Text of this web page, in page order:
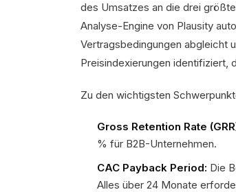
des Umsatzes an die drei
Analyse-Engine von Plausity
Vertragsbedingungen abgleicht
Preisindexierungen identifiziert,
Zu den wichtigsten
Gross Retention Rate
% für B2B-Unternehmen.
CAC Payback Period: Die
Alles über 24 Monate